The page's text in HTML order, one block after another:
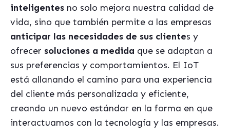
inteligentes no solo mejora nuestra calidad de
vida, sino que también permite a las empresas
anticipar las necesidades de sus clientes y
ofrecer soluciones a medida que se adaptan a
sus preferencias y comportamientos. El IoT
está allanando el camino para una experiencia
del cliente más personalizada y eficiente,
creando un nuevo estándar en la forma en que
interactuamos con la tecnología y las empresas.